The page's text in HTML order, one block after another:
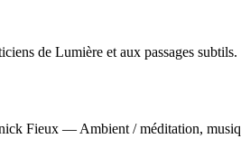
de Lumière et aux passages subtils.